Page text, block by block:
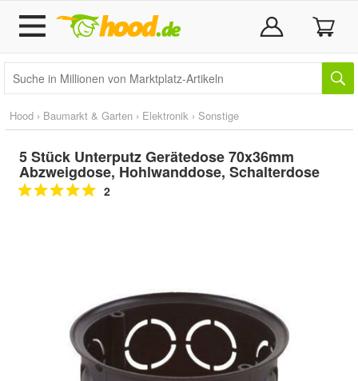
Hood › Baumarkt & Garten › Elektronik › Sonstige
5 Stück Unterputz Gerätedose 70x36mm
Abzweigdose, Hohlwanddose, Schalterdose
2